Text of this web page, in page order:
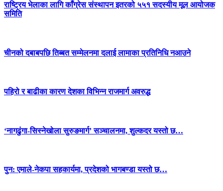
राष्ट्रिय भेलाका लागि काँग्रेस संस्थापन इतरको ५५१ सदस्यीय मूल आयोजक
समिति
चीनको दबाबपछि तिब्बत सम्मेलनमा दलाई लामाका प्रतिनिधि नआउने
पहिरो र बाढीका कारण देशका विभिन्न राजमार्ग अवरुद्ध
‘नागढुंगा-सिस्नेखोला सुरुङमार्ग’ सञ्चालनमा, शुल्कदर यस्तो छ…
पुन: एमाले-नेकपा सहकार्यमा, प्रदेशको भागबण्डा यस्तो छ…